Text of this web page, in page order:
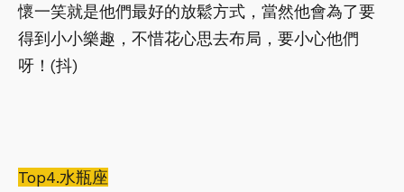
懷一笑就是他們最好的放鬆方式，當然他會為了要
得到小小樂趣，不惜花心思去布局，要小心他們
呀！(抖)
Top4.水瓶座